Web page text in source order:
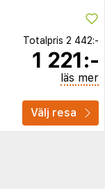
Totalpris 2 442:-
1 221:-
läs mer
Välj resa